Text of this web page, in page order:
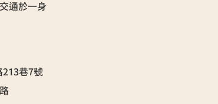
通於一身
213巷7號